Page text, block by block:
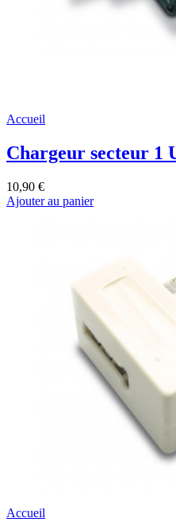
Accueil
Chargeur secteur 1
10,90 €
Ajouter au panier
Accueil